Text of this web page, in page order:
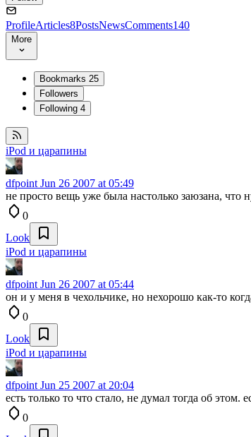
ProfileArticles8PostsNewsComments140
More
Bookmarks 25
Followers
Following 4
iPod и царапины
dfpoint Jun 26 2007 at 05:49
не просто вещь уже была настолько заюзана, что
0
Look
iPod и царапины
dfpoint Jun 26 2007 at 05:44
он и у меня в чехольчике, но нехорошо как-то
0
Look
iPod и царапины
dfpoint Jun 25 2007 at 20:04
есть только то что стало, не думал тогда об
0